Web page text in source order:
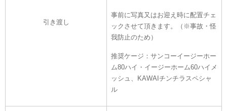
引き渡し
事前に写真又はお迎え時に配置チェ
ックさせて頂きます。（※事故・怪
我防止のため）
推奨ケージ：サンコーイージーホー
ム80ハイ・イージーホーム60ハイメ
ッシュ、KAWAIチンチラスペシャ
ル